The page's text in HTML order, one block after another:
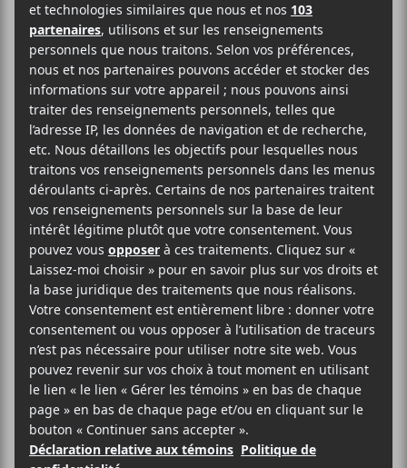
2022-07-23 @ 17:00-23:30
Le FRIMAT présentera les spectacles de Rau Ze,
Marjo, Confiture maison, Naomi, Lou-Adriane
Cassidy, Blesse et Dishpit le 23 juillet pour le
troisième et dernier jour de festivité.
AJOUTER AU CALENDRIER
DÉTAILS
Date :
2022-07-23
Heure :
17:00 - 23:30
Catégorie
d’Évènement:
ORGANISATEUR
FRIMAT
Téléphone
418-817-5397
E-mail
info@frimat.qc.ca
Voir le site Organisateur